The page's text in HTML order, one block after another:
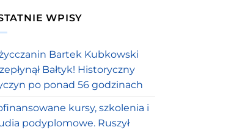
WPISY
Bartek Kubkowski
Bałtyk! Historyczny
po ponad 56 godzinach
kursy, szkolenia i
podyplomowe. Ruszył